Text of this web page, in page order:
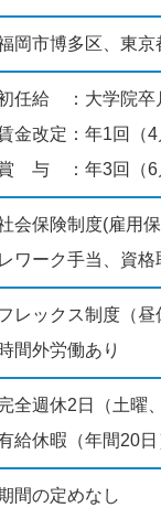
岡市博多区、東京
任給 ：大学院卒
金改定：年1回（4
与 ：年3回（6
会保険制度(雇用
レワーク手当、資
レックス制度（昼
間外労働あり
全週休2日（土曜
給休暇（年間20日
間の定めなし